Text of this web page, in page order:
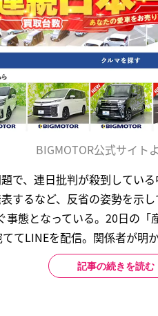
BIGMOTOR公式サイト
で、連日批判が殺到してい
するなど、反省の姿勢を示
事態となっている。20日の
てLINEを配信。関係者が明
記事の続きを読む